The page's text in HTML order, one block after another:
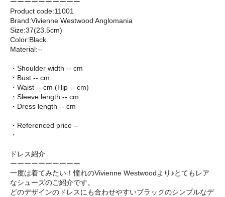
Product code:11001
Brand:Vivienne Westwood Anglomania
Size:37(23.5cm)
Color:Black
Material:--
・Shoulder width -- cm
・Bust -- cm
・Waist -- cm (Hip -- cm)
・Sleeve length -- cm
・Dress length -- cm
・Referenced price --
・
ドレス紹介
ーーーーーーーーーー
一度は着てみたい！憧れのVivienne Westwoodより♪とてもレア
なシューズのご紹介です。
どのデザインのドレスにも合わせやすいブラックのシンプルなデ